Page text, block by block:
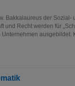
Bakkalaureus der Sozial-
und Recht werden für
ausgebildet.